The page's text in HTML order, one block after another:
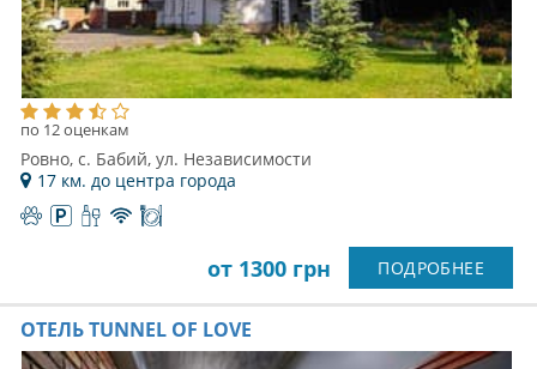
по 12 оценкам
Ровно, с. Бабий, ул. Независимости
17 км. до центра города
от 1300 грн ПОДРОБНЕЕ
ОТЕЛЬ TUNNEL OF LOVE